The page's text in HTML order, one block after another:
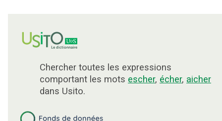
Chercher toutes les expressions
comportant les mots escher, écher, aicher
dans Usito.